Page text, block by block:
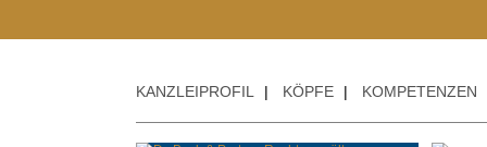
KANZLEIPROFIL | KÖPFE | KOMPETENZEN